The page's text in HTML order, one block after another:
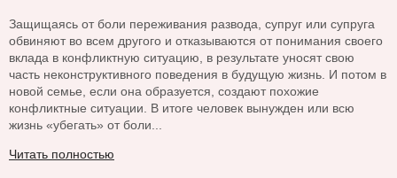
Защищаясь от боли переживания развода, супруг или супруга
обвиняют во всем другого и отказываются от понимания своего
вклада в конфликтную ситуацию, в результате уносят свою
часть неконструктивного поведения в будущую жизнь. И потом в
новой семье, если она образуется, создают похожие
конфликтные ситуации. В итоге человек вынужден или всю
жизнь «убегать» от боли...
Читать полностью